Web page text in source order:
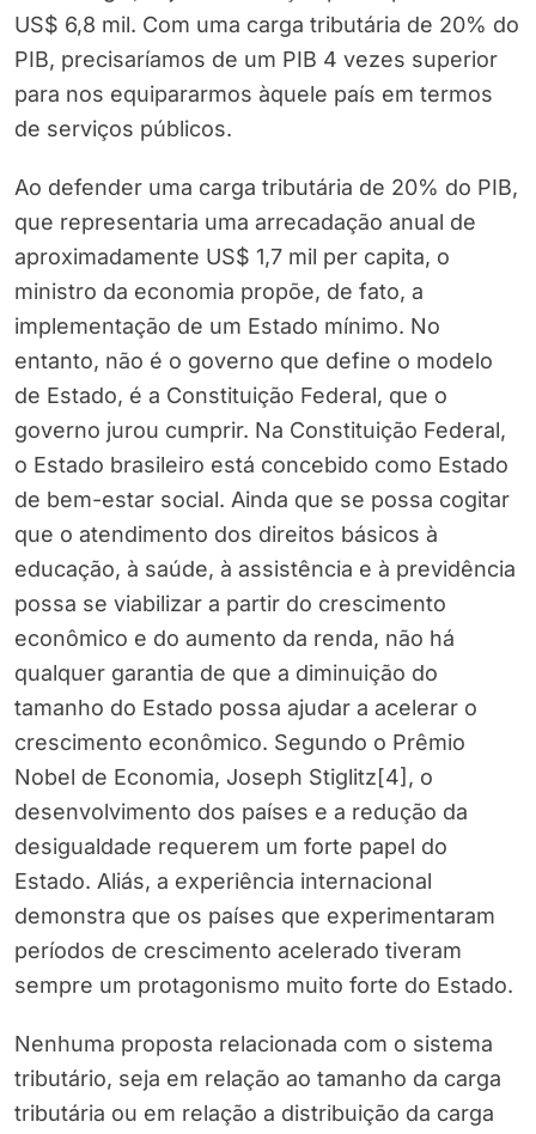
US$ 6,8 mil. Com uma carga tributária de 20% do
PIB, precisaríamos de um PIB 4 vezes superior
para nos equipararmos àquele país em termos
de serviços públicos.
Ao defender uma carga tributária de 20% do PIB,
que representaria uma arrecadação anual de
aproximadamente US$ 1,7 mil per capita, o
ministro da economia propõe, de fato, a
implementação de um Estado mínimo. No
entanto, não é o governo que define o modelo
de Estado, é a Constituição Federal, que o
governo jurou cumprir. Na Constituição Federal,
o Estado brasileiro está concebido como Estado
de bem-estar social. Ainda que se possa cogitar
que o atendimento dos direitos básicos à
educação, à saúde, à assistência e à previdência
possa se viabilizar a partir do crescimento
econômico e do aumento da renda, não há
qualquer garantia de que a diminuição do
tamanho do Estado possa ajudar a acelerar o
crescimento econômico. Segundo o Prêmio
Nobel de Economia, Joseph Stiglitz[4], o
desenvolvimento dos países e a redução da
desigualdade requerem um forte papel do
Estado. Aliás, a experiência internacional
demonstra que os países que experimentaram
períodos de crescimento acelerado tiveram
sempre um protagonismo muito forte do Estado.
Nenhuma proposta relacionada com o sistema
tributário, seja em relação ao tamanho da carga
tributária ou em relação a distribuição da carga